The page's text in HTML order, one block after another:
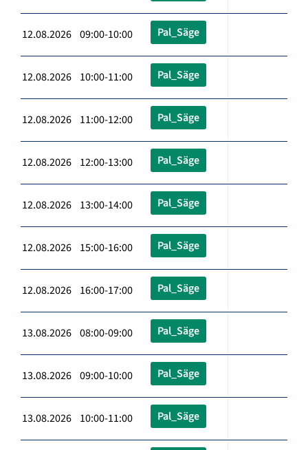
12.08.2026 09:00-10:00 Pal_Säge
12.08.2026 10:00-11:00 Pal_Säge
12.08.2026 11:00-12:00 Pal_Säge
12.08.2026 12:00-13:00 Pal_Säge
12.08.2026 13:00-14:00 Pal_Säge
12.08.2026 15:00-16:00 Pal_Säge
12.08.2026 16:00-17:00 Pal_Säge
13.08.2026 08:00-09:00 Pal_Säge
13.08.2026 09:00-10:00 Pal_Säge
13.08.2026 10:00-11:00 Pal_Säge